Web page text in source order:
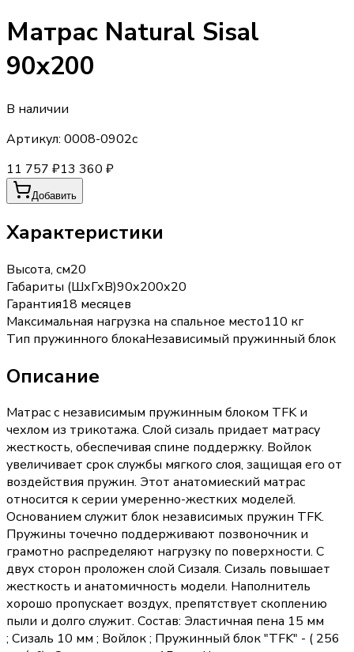
Матрас Natural Sisal
90х200
В наличии
Артикул: 0008-0902с
11 757 ₽13 360 ₽
Добавить
Характеристики
Высота, см20
Габариты (ШхГхВ)90х200х20
Гарантия18 месяцев
Максимальная нагрузка на спальное место110 кг
Тип пружинного блокаНезависимый пружинный блок
Описание
Матрас с независимым пружинным блоком TFK и
чехлом из трикотажа. Слой сизаль придает матрасу
жесткость, обеспечивая спине поддержку. Войлок
увеличивает срок службы мягкого слоя, защищая его от
воздействия пружин. Этот анатомиеский матрас
относится к серии умеренно-жестких моделей.
Основанием служит блок независимых пружин TFK.
Пружины точечно поддерживают позвоночник и
грамотно распределяют нагрузку по поверхности. С
двух сторон проложен слой Сизаля. Сизаль повышает
жесткость и анатомичность модели. Наполнитель
хорошо пропускает воздух, препятствует скоплению
пыли и долго служит. Состав: Эластичная пена 15 мм
; Сизаль 10 мм ; Войлок ; Пружинный блок "TFK" - ( 256